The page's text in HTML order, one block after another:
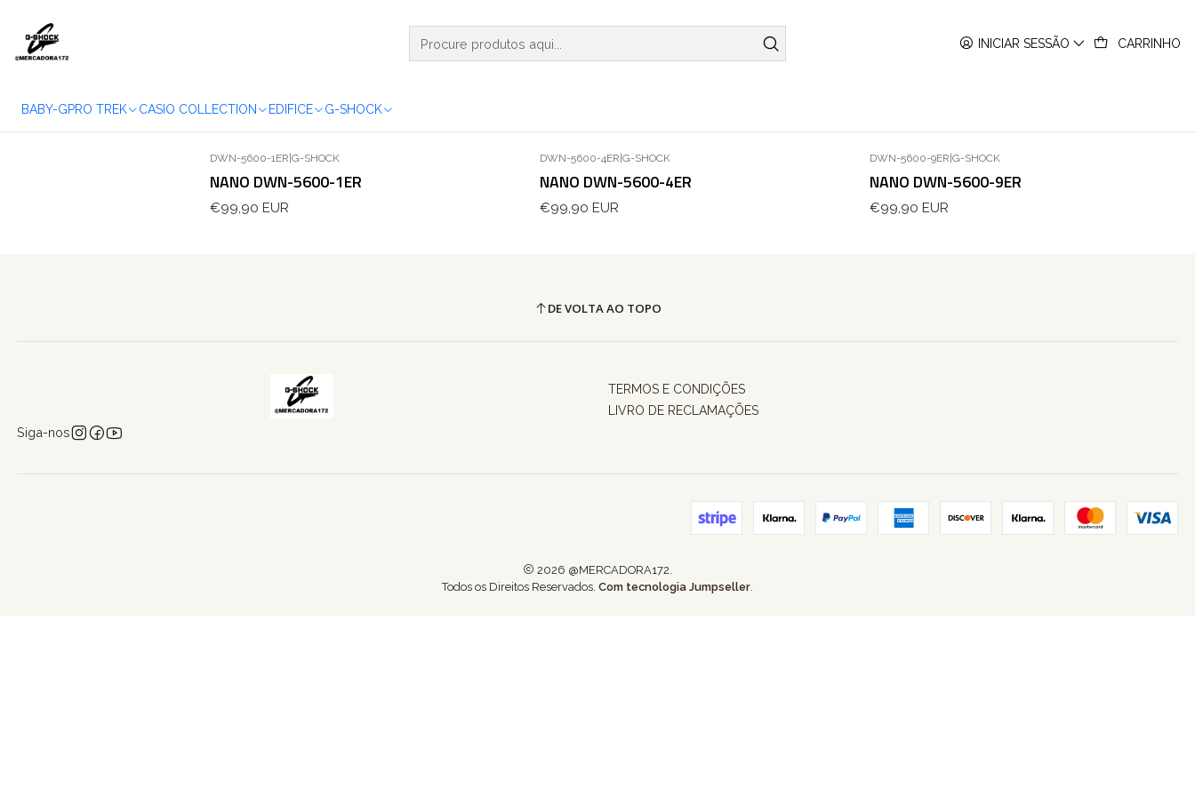
INICIAR SESSÃO CARRINHO
BABY-GPRO TREK CASIO COLLECTION EDIFICE G-SHOCK
DWN-5600-1ER|G-SHOCK
NANO DWN-5600-1ER
€99,90 EUR
DWN-5600-4ER|G-SHOCK
NANO DWN-5600-4ER
€99,90 EUR
DWN-5600-9ER|G-SHOCK
NANO DWN-5600-9ER
€99,90 EUR
DE VOLTA AO TOPO
Siga-nos
TERMOS E CONDIÇÕES
LIVRO DE RECLAMAÇÕES
2026 @MERCADORA172.
Todos os Direitos Reservados. Com tecnologia Jumpseller.